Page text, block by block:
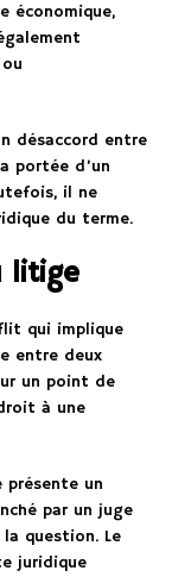
économique,
désaccord entre
portée d’un
il ne
du terme.
litige
qui implique
entre deux
un point de
à une
un
par un juge
question. Le
juridique